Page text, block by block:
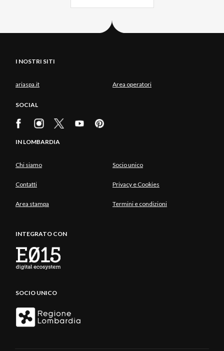
info@camminodiagostino.it.
I NOSTRI SITI
ariaspa.it Area operatori
SOCIAL
IN LOMBARDIA
Chi siamo Socio unico
Contatti Privacy e Cookies
Area stampa Termini e condizioni
INTEGRATO CON
SOCIO UNICO